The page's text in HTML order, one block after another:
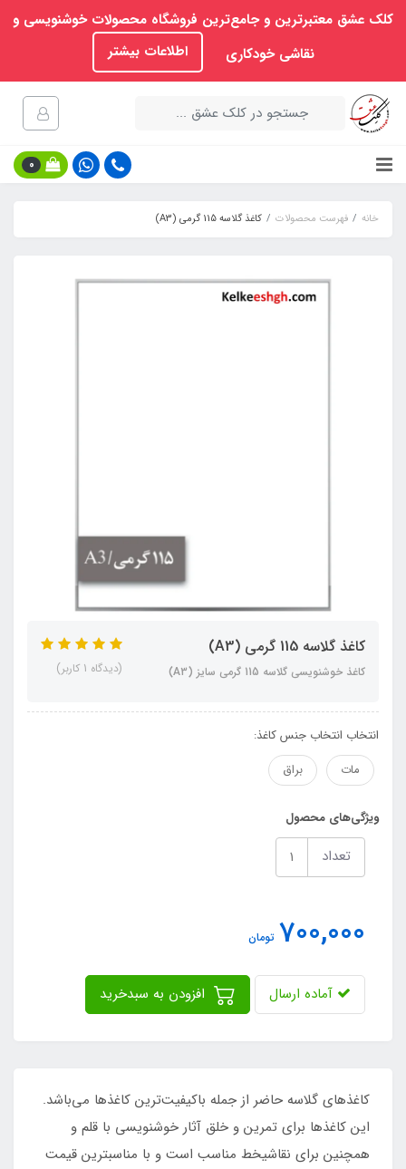
کلک عشق معتبرترین و جامع‌ترین فروشگاه محصولات خوشنویسی و
نقاشی خودکاری
اطلاعات بیشتر
0
خانه فهرست محصولات کاغذ گلاسه 115 گرمی (A3)
کاغذ گلاسه 115 گرمی (A3)
کاغذ خوشنویسی گلاسه 115 گرمی سایز (A3) (دیدگاه 1 کاربر)
انتخاب انتخاب جنس کاغذ:
مات
براق
ویژگی‌های محصول
تعداد
700,000 تومان
آماده ارسال
کاغذهای گلاسه حاضر از جمله باکیفیت‌ترین کاغذها می‌باشد.
این کاغذها برای تمرین و خلق آثار خوشنویسی با قلم و
همچنین برای نقاشیخط مناسب است و با مناسبترین قیمت